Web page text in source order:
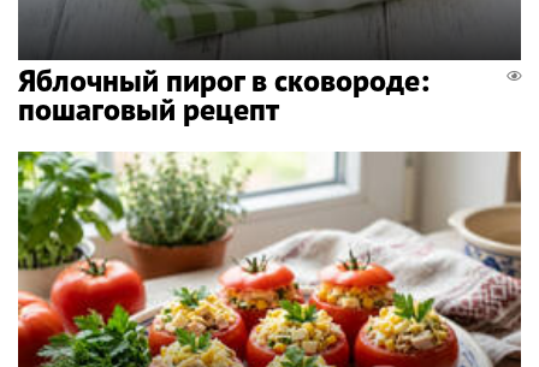
Яблочный пирог в сковороде:
пошаговый рецепт